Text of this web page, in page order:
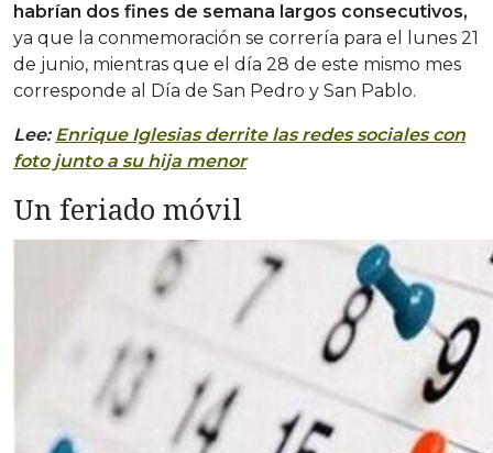
habrían dos fines de semana largos consecutivos,
ya que la conmemoración se correría para el lunes 21
de junio, mientras que el día 28 de este mismo mes
corresponde al Día de San Pedro y San Pablo.
Lee: Enrique Iglesias derrite las redes sociales con
foto junto a su hija menor
Un feriado móvil